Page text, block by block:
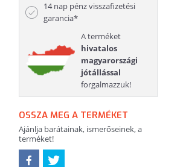
14 nap pénz visszafizetési
garancia*
A terméket
hivatalos
magyarországi
jótállással
forgalmazzuk!
OSSZA MEG A TERMÉKET
Ajánlja barátainak, ismerőseinek, a
terméket!